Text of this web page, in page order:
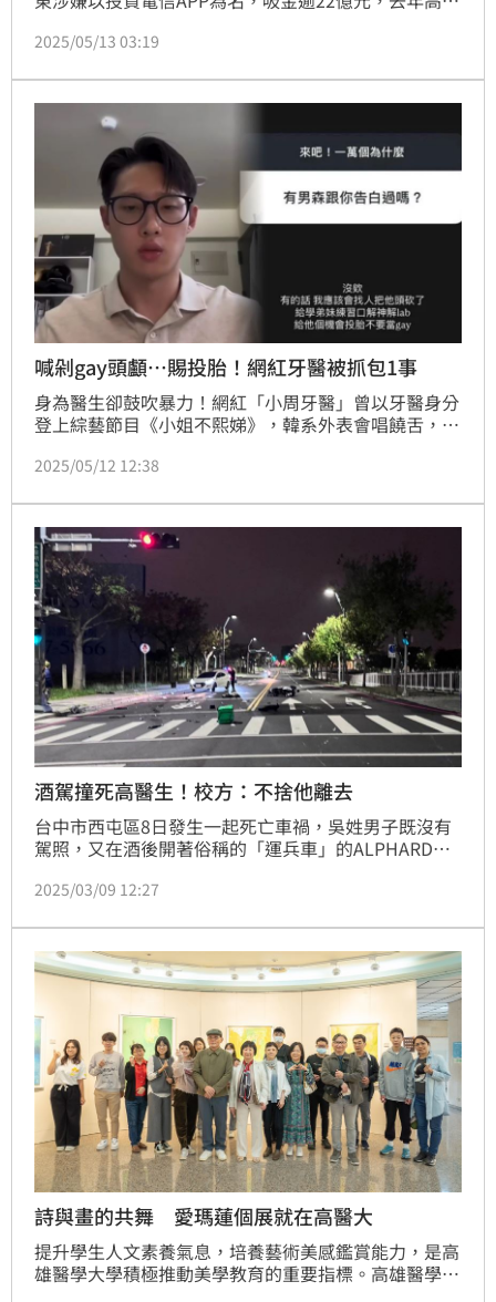
交保，兩案皆在審理中，更被傳喚今（13）日下午14
聯，因為沒帶手機無法定位，警方循線調閱監視器，發
現他失蹤前、9日清晨開著千萬賓利，停進高醫地下
室，就此人間蒸發，461字手寫家書也曝光，透露出對
司法不公的憤怒，並警告「若再波及無辜家人，就讓這
些人付出相對的代價」。
2025/05/13 03:19
喊剁gay頭顱…賜投胎！網紅牙醫被抓包1事
身為醫生卻鼓吹暴力！網紅「小周牙醫」曾以牙醫身分
登上綜藝節目《小姐不熙娣》，韓系外表會唱饒舌，在
男森跟你告白過嗎？」竟脫口「找人把他頭砍了，給他
發3篇文道歉，也拍影片鞠躬，卻被眼尖網友抓包影片
默默下架，並移除IG大頭照、「一鍵典藏」照片、影
片，只剩一篇黑色道歉貼文，連YouTube頻道也火速關
閉留言，挨批：看不出來是一個想認真懺悔的人耶。
2025/05/12 12:38
酒駕撞死高醫生！校方：不捨他離去
台中市西屯區8日發生一起死亡車禍，吳姓男子既沒有
駕照，又在酒後開著俗稱的「運兵車」的ALPHARD橫
員今年22歲，為高雄醫學大學職能治療系學生，對此校
2025/03/09 12:27
詩與畫的共舞 愛瑪蓮個展就在高醫大
提升學生人文素養氣息，培養藝術美感鑑賞能力，是高
雄醫學大學積極推動美學教育的重要指標。高雄醫學大